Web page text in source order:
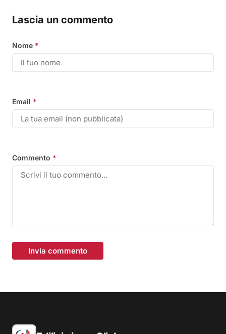
Lascia un commento
Nome *
Email *
Commento *
Invia commento